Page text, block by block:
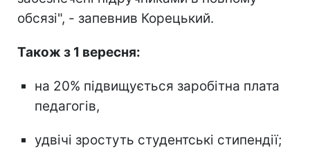
обсязі", - запевнив Корецький.
Також з 1 вересня:
на 20% підвищується заробітна плата
педагогів,
удвічі зростуть студентські стипендії;